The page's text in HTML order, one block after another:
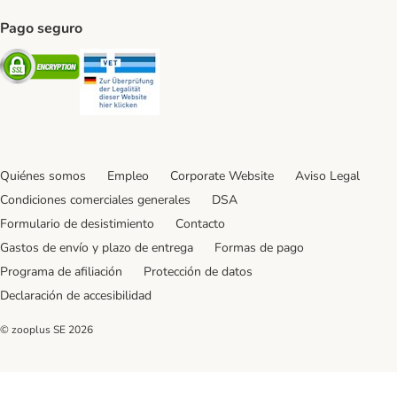
Pago seguro
Security
Quiénes somos Empleo Corporate Website
Aviso Legal
Condiciones comerciales generales
DSA
Formulario de desistimiento
Contacto
Gastos de envío y plazo de entrega
Formas de pago
Programa de afiliación
Protección de datos
Declaración de accesibilidad
© zooplus SE 2026